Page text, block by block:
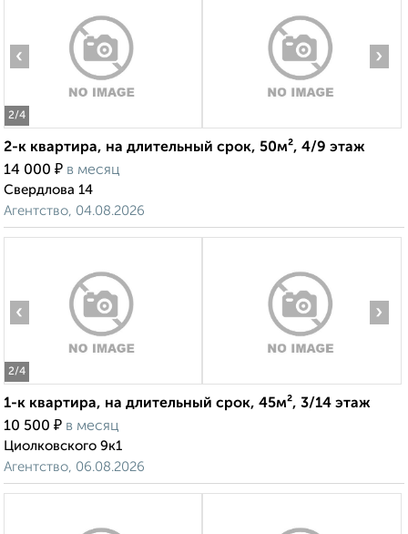
2/4
‹ ›
2-к квартира, на длительный срок, 50м², 4/9 этаж
14 000 ₽ в месяц
Свердлова 14
Агентство, 04.08.2026
2/4
‹ ›
1-к квартира, на длительный срок, 45м², 3/14 этаж
10 500 ₽ в месяц
Циолковского 9к1
Агентство, 06.08.2026